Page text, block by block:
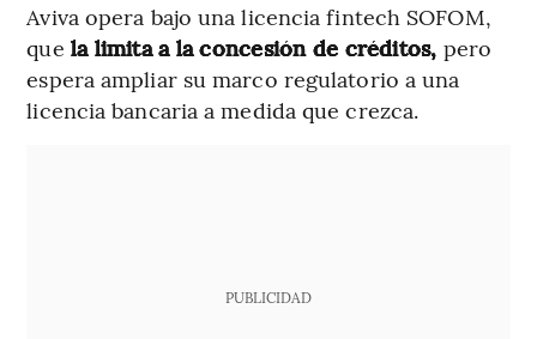
Aviva opera bajo una licencia fintech SOFOM,
que la limita a la concesión de créditos, pero
espera ampliar su marco regulatorio a una
licencia bancaria a medida que crezca.
PUBLICIDAD